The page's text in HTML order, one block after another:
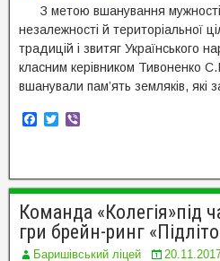
З метою вшанування мужності
незалежності й територіальної
традицій і звитяг Українського
класним керівником Тивоненко
вшанували пам’ять земляків, які
F
b
o
o
k
T
t
e
r
r
Команда «Колегія»під
гри брейн-ринг
Баришівський ліцей